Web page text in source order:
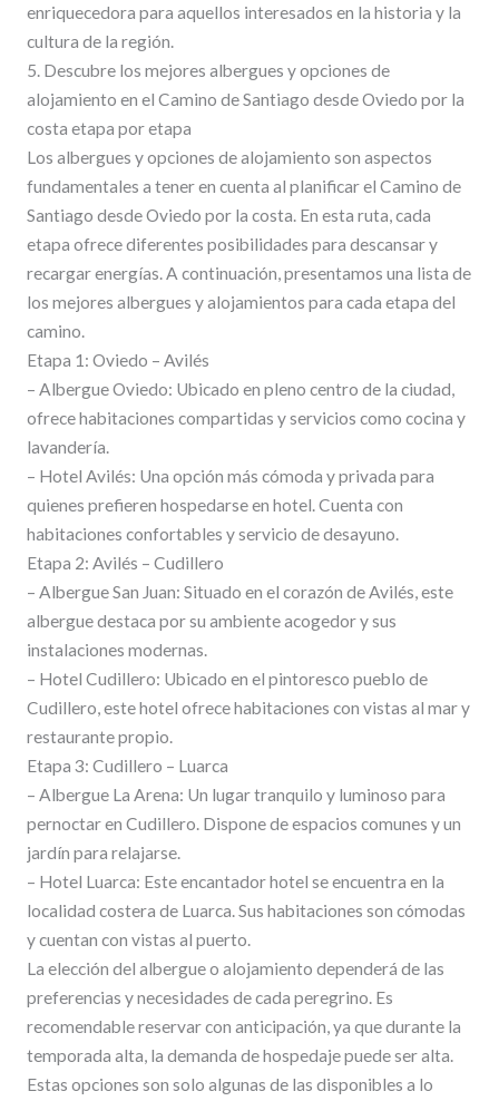
enriquecedora para aquellos interesados en la historia y la
cultura de la región.
5. Descubre los mejores albergues y opciones de
alojamiento en el Camino de Santiago desde Oviedo por la
costa etapa por etapa
Los albergues y opciones de alojamiento son aspectos
fundamentales a tener en cuenta al planificar el Camino de
Santiago desde Oviedo por la costa. En esta ruta, cada
etapa ofrece diferentes posibilidades para descansar y
recargar energías. A continuación, presentamos una lista de
los mejores albergues y alojamientos para cada etapa del
camino.
Etapa 1: Oviedo – Avilés
– Albergue Oviedo: Ubicado en pleno centro de la ciudad,
ofrece habitaciones compartidas y servicios como cocina y
lavandería.
– Hotel Avilés: Una opción más cómoda y privada para
quienes prefieren hospedarse en hotel. Cuenta con
habitaciones confortables y servicio de desayuno.
Etapa 2: Avilés – Cudillero
– Albergue San Juan: Situado en el corazón de Avilés, este
albergue destaca por su ambiente acogedor y sus
instalaciones modernas.
– Hotel Cudillero: Ubicado en el pintoresco pueblo de
Cudillero, este hotel ofrece habitaciones con vistas al mar y
restaurante propio.
Etapa 3: Cudillero – Luarca
– Albergue La Arena: Un lugar tranquilo y luminoso para
pernoctar en Cudillero. Dispone de espacios comunes y un
jardín para relajarse.
– Hotel Luarca: Este encantador hotel se encuentra en la
localidad costera de Luarca. Sus habitaciones son cómodas
y cuentan con vistas al puerto.
La elección del albergue o alojamiento dependerá de las
preferencias y necesidades de cada peregrino. Es
recomendable reservar con anticipación, ya que durante la
temporada alta, la demanda de hospedaje puede ser alta.
Estas opciones son solo algunas de las disponibles a lo